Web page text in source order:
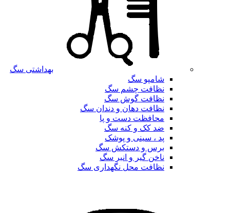
بهداشتی سگ
شامپو سگ
نظافت چشم سگ
نظافت گوش سگ
نظافت دهان و دندان سگ
محافظت دست و پا
ضد کک و کنه سگ
پد ، سینی و پوشک
برس و دستکش سگ
ناخن گیر و انبر سگ
نظافت محل نگهداری سگ